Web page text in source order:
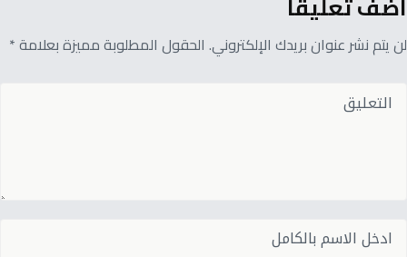
لن يتم نشر عنوان بريدك الإلكتروني. الحقول المطلوبة مميزة بعلامة *